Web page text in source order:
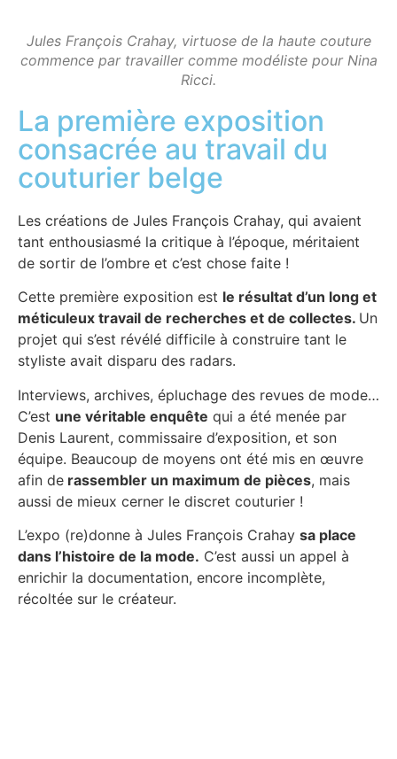
La première exposition
consacrée au travail du
couturier belge
Les créations de Jules François Crahay, qui avaient
tant enthousiasmé la critique à l’époque, méritaient
de sortir de l’ombre et c’est chose faite !
Cette première exposition est le résultat d’un long et
méticuleux travail de recherches et de collectes. Un
projet qui s’est révélé difficile à construire tant le
styliste avait disparu des radars.
Interviews, archives, épluchage des revues de mode…
C’est une véritable enquête qui a été menée par
Denis Laurent, commissaire d’exposition, et son
équipe. Beaucoup de moyens ont été mis en œuvre
afin de rassembler un maximum de pièces, mais
aussi de mieux cerner le discret couturier !
L’expo (re)donne à Jules François Crahay sa place
dans l’histoire de la mode. C’est aussi un appel à
enrichir la documentation, encore incomplète,
récoltée sur le créateur.
Jules François Crahay, virtuose de la haute couture
commence par travailler comme modéliste pour Nina
Ricci.